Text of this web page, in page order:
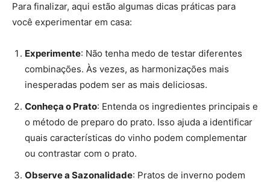
Para finalizar, aqui estão algumas dicas práticas para
você experimentar em casa:
Experimente: Não tenha medo de testar diferentes
combinações. Às vezes, as harmonizações mais
inesperadas podem ser as mais deliciosas.
Conheça o Prato: Entenda os ingredientes principais e
o método de preparo do prato. Isso ajuda a identificar
quais características do vinho podem complementar
ou contrastar com o prato.
Observe a Sazonalidade: Pratos de inverno podem